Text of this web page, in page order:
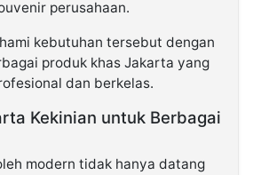
perusahaan.
kebutuhan tersebut dengan
produk khas Jakarta yang
dan berkelas.
Kekinian untuk Berbagai
modern tidak hanya datang